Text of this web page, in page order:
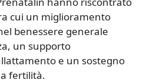
cui un miglioramento
benessere generale
un supporto
e un sostegno
fertilità.